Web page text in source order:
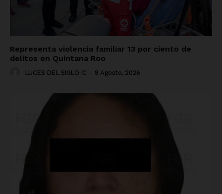
Representa violencia familiar 13 por ciento de
delitos en Quintana Roo
LUCES DEL SIGLO IC - 9 Agosto, 2026